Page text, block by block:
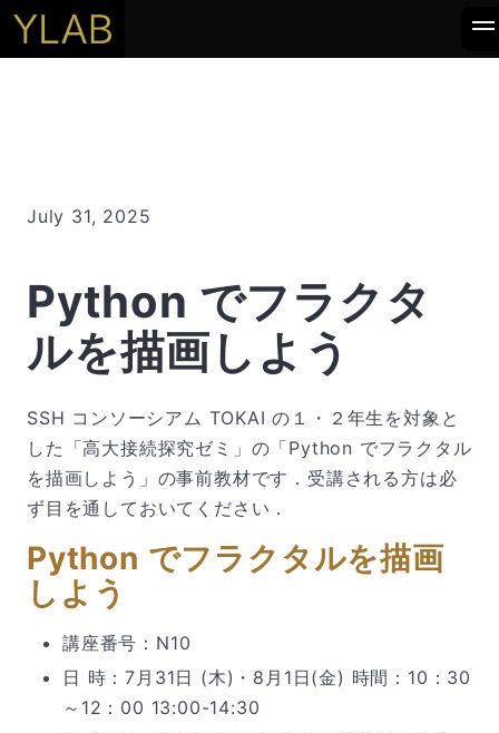
July 31, 2025
Python でフラクタ
ルを描画しよう
SSH コンソーシアム TOKAI の１・２年生を対象と
した「高大接続探究ゼミ」の「Python でフラクタル
を描画しよう」の事前教材です．受講される方は必
ず目を通しておいてください．
Python でフラクタルを描画
しよう
講座番号：N10
日 時：7月31日 (木)・8月1日(金) 時間：10：30
～12：00 13:00-14:30